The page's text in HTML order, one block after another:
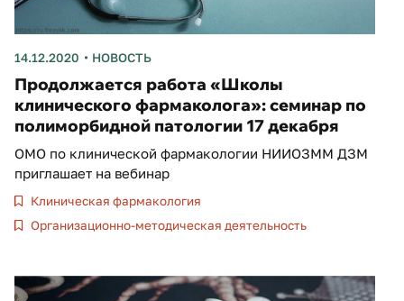
14.12.2020 НОВОСТЬ
Продолжается работа «Школы
клинического фармаколога»: семинар по
полиморбидной патологии 17 декабря
ОМО по клинической фармакологии НИИОЗММ ДЗМ
приглашает на вебинар
Клиническая фармакология
Организационно-методическая деятельность